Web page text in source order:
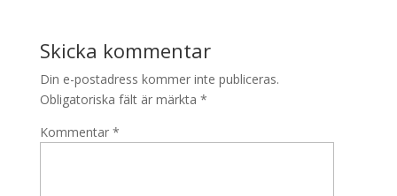
Skicka kommentar
Din e-postadress kommer inte publiceras.
Obligatoriska fält är märkta *
Kommentar *